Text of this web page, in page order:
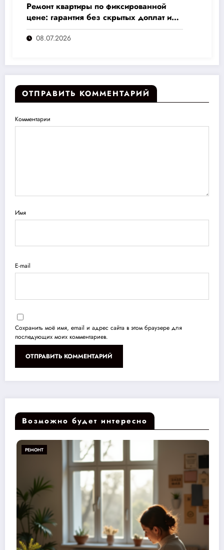
Ремонт квартиры по фиксированной
цене: гарантия без скрытых доплат и
переплат
08.07.2026
ОТПРАВИТЬ КОММЕНТАРИЙ
Комментарии
Имя
E-mail
Сохранить моё имя, email и адрес сайта в этом браузере для
последующих моих комментариев.
Возможно будет интересно
РЕМОНТ